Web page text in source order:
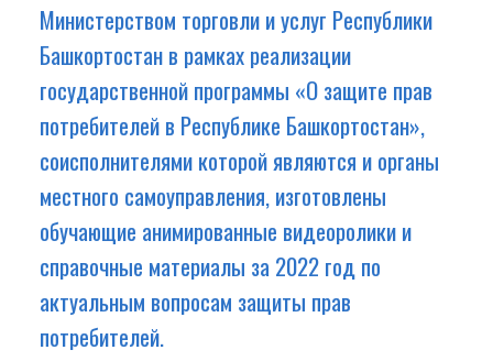
Министерством торговли и услуг Республики
Башкортостан в рамках реализации
государственной программы «О защите прав
потребителей в Республике Башкортостан»,
соисполнителями которой являются и органы
местного самоуправления, изготовлены
обучающие анимированные видеоролики и
справочные материалы за 2022 год по
актуальным вопросам защиты прав
потребителей.